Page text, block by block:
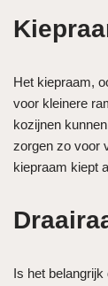
Het kiepraam,
voor kleinere
kozijnen
zorgen zo voor
kiepraam kiept
Is het